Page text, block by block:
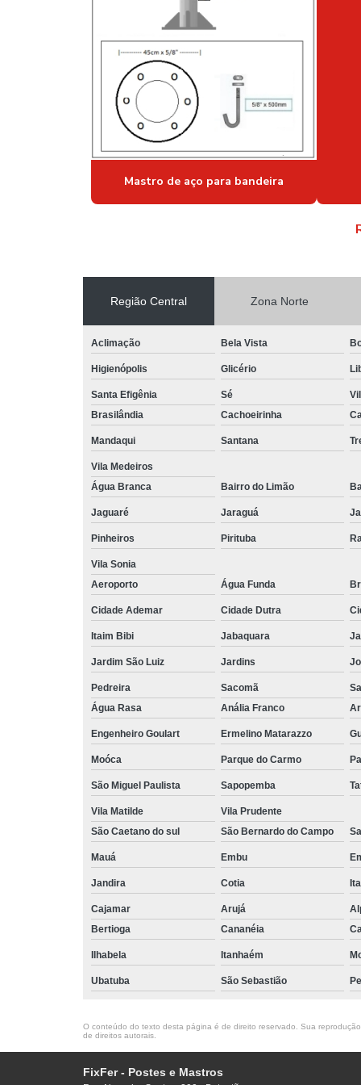
Mastro de aço para bandeira
Região Central Zona Norte
Aclimação Bela Vista
Higienópolis Glicério
Santa Efigênia Sé
Brasilândia
Cachoeirinha
Mandaqui Santana
Vila Medeiros
Água Branca
Bairro do Limão
Jaguaré Jaraguá
Pinheiros Pirituba
Vila Sonia
Aeroporto
Água Funda
Cidade Ademar Cidade Dutra
Itaim Bibi Jabaquara
Jardim São Luiz Jardins
Pedreira Sacomã
Água Rasa
Anália Franco
Engenheiro Goulart Ermelino Matarazzo
Moóca Parque do Carmo
São Miguel Paulista Sapopemba
Vila Matilde
Vila Prudente
São Caetano do sul
São Bernardo do Campo
Mauá Embu
Jandira Cotia
Cajamar Arujá
Bertioga
Cananéia
Ilhabela Itanhaém
Ubatuba São Sebastião
O conteúdo do texto desta página é de direito reservado. Sua
de direitos autorais
FixFer - Postes e Mastros